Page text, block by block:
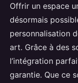
Offrir un espace
désormais
personnalisation
art. Grâce à des
l’intégration
garantie. Que ce